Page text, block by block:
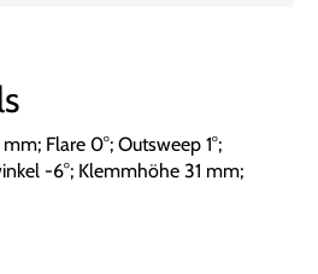
Flare 0°; Outsweep 1°;
-6°; Klemmhöhe 31 mm;